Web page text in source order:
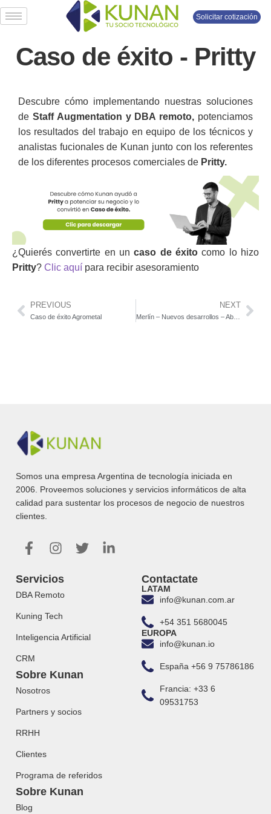
Solicitar cotización
Caso de éxito - Pritty
Descubre cómo implementando nuestras soluciones
de Staff Augmentation y DBA remoto, potenciamos
los resultados del trabajo en equipo de los técnicos y
analistas fucionales de Kunan junto con los referentes
de los diferentes procesos comerciales de Pritty.
¿Quierés convertirte en uncaso de éxito como lo hizo
Pritty? Clic aquí para recibir asesoramiento
PREVIOUS
Caso de éxito Agrometal
NEXT
Merlín – Nuevos desarrollos – Abril 2024
Somos una empresa Argentina de tecnología iniciada en
2006. Proveemos soluciones y servicios informáticos de alta
calidad para sustentar los procesos de negocio de nuestros
clientes.
Servicios
DBA Remoto
Kuning Tech
Inteligencia Artificial
CRM
Sobre Kunan
Nosotros
Partners y socios
RRHH
Clientes
Programa de referidos
Sobre Kunan
Blog
Contactate
LATAM
info@kunan.com.ar
+54 351 5680045
EUROPA
info@kunan.io
España +56 9 75786186
Francia: +33 6
09531753